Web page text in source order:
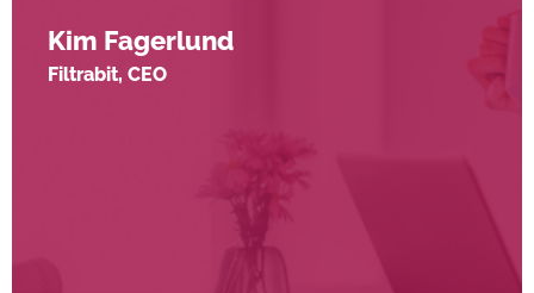
Kim Fagerlund
Filtrabit, CEO